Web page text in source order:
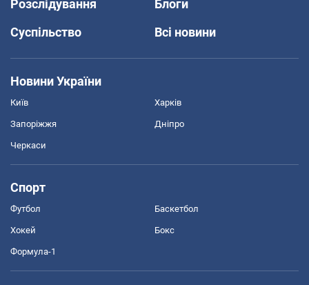
Розслідування
Блоги
Суспільство
Всі новини
Новини України
Київ Харків
Запоріжжя Дніпро
Черкаси
Спорт
Футбол Баскетбол
Хокей Бокс
Формула-1